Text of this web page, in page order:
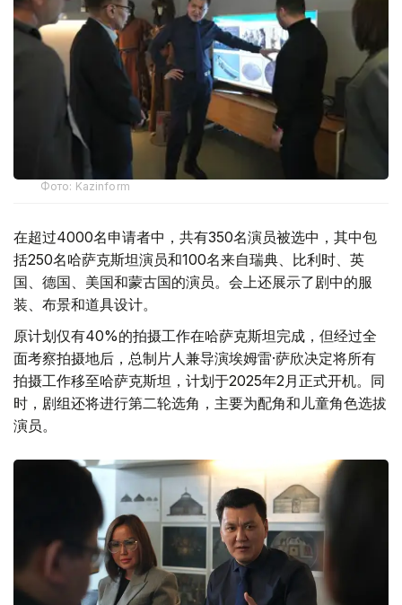
Фото: Kazinform
在超过4000名申请者中，共有350名演员被选中，其中包
括250名哈萨克斯坦演员和100名来自瑞典、比利时、英
国、德国、美国和蒙古国的演员。会上还展示了剧中的服
装、布景和道具设计。
原计划仅有40%的拍摄工作在哈萨克斯坦完成，但经过全
面考察拍摄地后，总制片人兼导演埃姆雷·萨欣决定将所有
拍摄工作移至哈萨克斯坦，计划于2025年2月正式开机。同
时，剧组还将进行第二轮选角，主要为配角和儿童角色选拔
演员。